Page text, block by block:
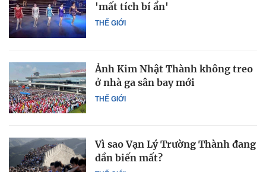
THẾ GIỚI
'mất tích bí ẩn'
THẾ GIỚI
Ảnh Kim Nhật Thành không treo
ở nhà ga sân bay mới
Vì sao Vạn Lý Trường Thành đang
dần biến mất?